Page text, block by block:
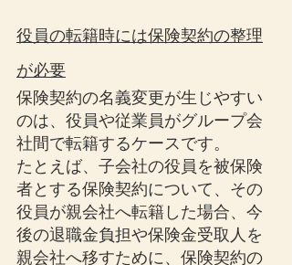
役員の転籍時には保険契約の整理
が必要
保険契約の名義変更が生じやすい
のは、役員や従業員がグループ会
社間で転籍するケースです。
たとえば、子会社の役員を被保険
者とする保険契約について、その
役員が親会社へ転籍した場合、今
後の退職金負担や保険金受取人を
親会社へ移すために、保険契約の